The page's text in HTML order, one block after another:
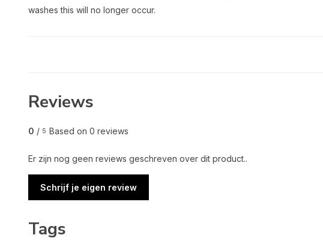
washes this will no longer occur.
Reviews
0 / 5 Based on 0 reviews
Er zijn nog geen reviews geschreven over dit product..
Schrijf je eigen review
Tags